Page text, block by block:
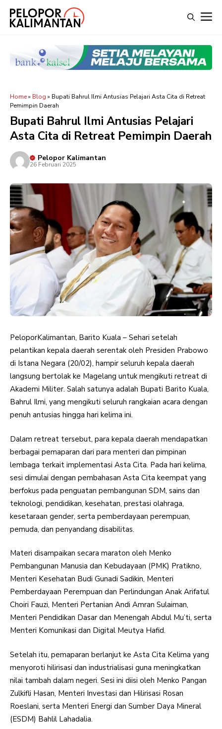
Home» Blog » Bupati Bahrul Ilmi Antusias Pelajari Asta Cita di Retreat
Pemimpin Daerah
Bupati Bahrul Ilmi Antusias Pelajari
Asta Cita di Retreat Pemimpin Daerah
Pelopor Kalimantan
26 Februari 2025
PeloporKalimantan, Barito Kuala – Sehari setelah
pelantikan kepala daerah serentak oleh Presiden Prabowo
di Istana Negara (20/02), hampir seluruh kepala daerah
langsung bertolak ke Magelang untuk mengikuti retreat di
Akademi Militer. Salah satunya adalah Bupati Barito Kuala,
Bahrul Ilmi, yang mengikuti seluruh rangkaian acara dengan
penuh antusias hingga hari kelima ini.
Dalam retreat tersebut, para kepala daerah mendapatkan
berbagai pemaparan dari para menteri dan pimpinan
lembaga terkait implementasi Asta Cita. Pada hari kelima,
sesi dimulai dengan pembahasan Asta Cita keempat yang
berfokus pada penguatan pembangunan SDM, sains dan
teknologi, pendidikan, kesehatan, prestasi olahraga,
kesetaraan gender, serta pemberdayaan perempuan,
pemuda, dan penyandang disabilitas.
Materi disampaikan secara maraton oleh Menko
Pembangunan Manusia dan Kebudayaan (PMK) Pratikno,
Menteri Kesehatan Budi Gunadi Sadikin, Menteri
Pemberdayaan Perempuan dan Perlindungan Anak Arifatul
Choiri Fauzi, Menteri Pertanian Andi Amran Sulaiman,
Menteri Pendidikan Dasar dan Menengah Abdul Mu’ti, serta
Menteri Komunikasi dan Digital Meutya Hafid.
Setelah itu, pemaparan berlanjut ke Asta Cita Kelima yang
menyoroti hilirisasi dan industrialisasi guna meningkatkan
nilai tambah dalam negeri. Sesi ini diisi oleh Menko Pangan
Zulkifli Hasan, Menteri Investasi dan Hilirisasi Rosan
Roeslani, serta Menteri Energi dan Sumber Daya Mineral
(ESDM) Bahlil Lahadalia.